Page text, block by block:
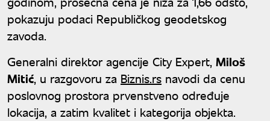
pokazuju podaci Republičkog geodetskog
zavoda.
Generalni direktor agencije City Expert, Miloš
Mitić, u razgovoru za Biznis.rs navodi da cenu
poslovnog prostora prvenstveno određuje
lokacija, a zatim kvalitet i kategorija objekta.